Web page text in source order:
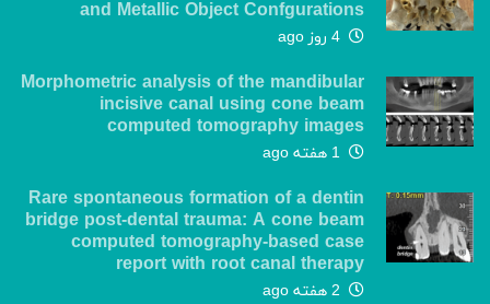
and Metallic Object Confgurations
4 روز ago
Morphometric analysis of the mandibular
incisive canal using cone beam
computed tomography images
1 هفته ago
Rare spontaneous formation of a dentin
bridge post-dental trauma: A cone beam
computed tomography-based case
report with root canal therapy
2 هفته ago